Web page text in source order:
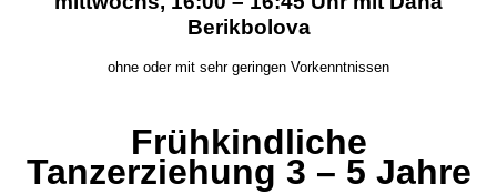
Berikbolova
ohne oder mit sehr geringen Vorkenntnissen
Frühkindliche
Tanzerziehung 3 – 5 Jahre